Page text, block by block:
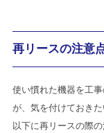
再リースの注意
使い慣れた機器を工
が、気を付けておき
以下に再リースの際